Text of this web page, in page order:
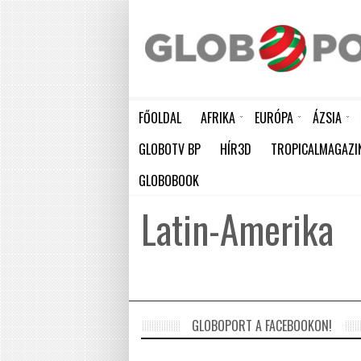
FŐOLDAL AFRIKA EURÓPA ÁZSIA
GLOBOTV BP HÍR3D
GLOBOBOOK
Latin-Amerika
GLOBOPORT A FACEBOOKON!